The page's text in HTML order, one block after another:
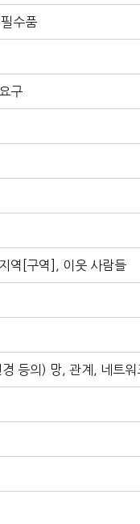
수품
구
역[구역], 이웃 사람들
등의) 망, 관계, 네트워